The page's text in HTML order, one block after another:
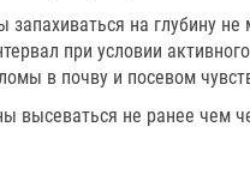
на глубину
при условии
в почву и посевом
высеваться не ранее чем